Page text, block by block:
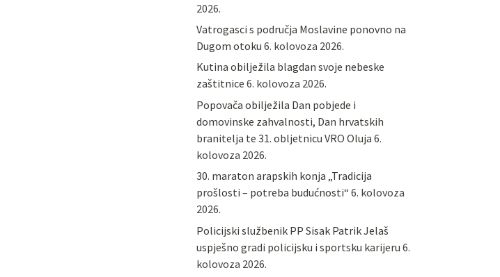
2026.
Vatrogasci s područja Moslavine ponovno na
Dugom otoku 6. kolovoza 2026.
Kutina obilježila blagdan svoje nebeske
zaštitnice 6. kolovoza 2026.
Popovača obilježila Dan pobjede i
domovinske zahvalnosti, Dan hrvatskih
branitelja te 31. obljetnicu VRO Oluja 6.
kolovoza 2026.
30. maraton arapskih konja „Tradicija
prošlosti – potreba budućnosti“ 6. kolovoza
2026.
Policijski službenik PP Sisak Patrik Jelaš
uspješno gradi policijsku i sportsku karijeru 6.
kolovoza 2026.